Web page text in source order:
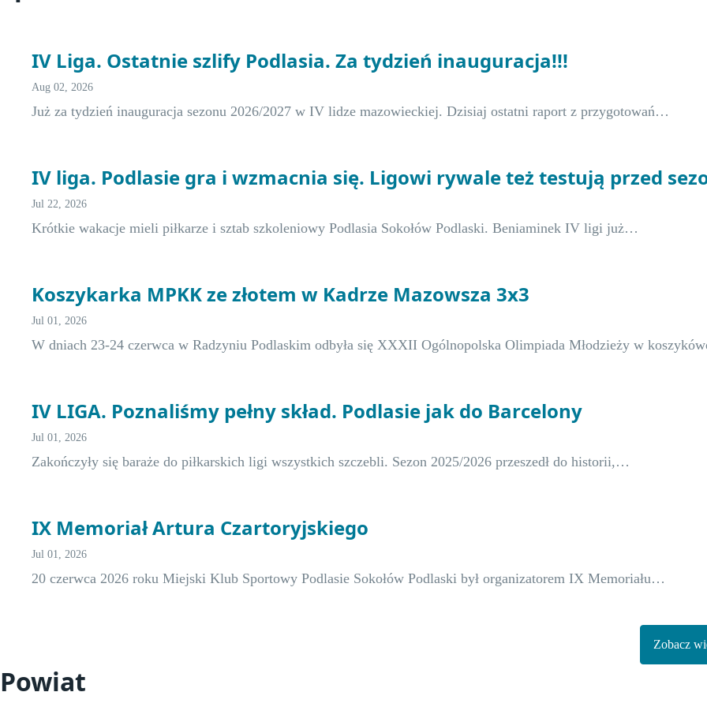
IV Liga. Ostatnie szlify Podlasia. Za tydzień inauguracja!!!
Aug 02, 2026
Już za tydzień inauguracja sezonu 2026/2027 w IV lidze mazowieckiej. Dzisiaj ostatni raport z przygotowań…
IV liga. Podlasie gra i wzmacnia się. Ligowi rywale też testują przed
Jul 22, 2026
Krótkie wakacje mieli piłkarze i sztab szkoleniowy Podlasia Sokołów Podlaski. Beniaminek IV ligi już…
Koszykarka MPKK ze złotem w Kadrze Mazowsza 3x3
Jul 01, 2026
W dniach 23-24 czerwca w Radzyniu Podlaskim odbyła się XXXII Ogólnopolska Olimpiada Młodzieży w
IV LIGA. Poznaliśmy pełny skład. Podlasie jak do Barcelony
Jul 01, 2026
Zakończyły się baraże do piłkarskich ligi wszystkich szczebli. Sezon 2025/2026 przeszedł do historii,…
IX Memoriał Artura Czartoryjskiego
Jul 01, 2026
20 czerwca 2026 roku Miejski Klub Sportowy Podlasie Sokołów Podlaski był organizatorem IX Memoriału…
Zobacz
Powiat